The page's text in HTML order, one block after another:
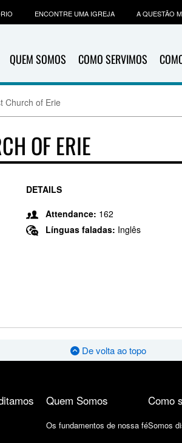
QUEM SOMOS COMO SERVIMOS
ENCONTRE UMA IGREJA A QUESTÃO
Church of Erie
OF ERIE
DETAILS
Attendance: 162
Línguas faladas: Inglês
De volta ao topo
Quem Somos
Os fundamentos de nossa fé
Como
Somos